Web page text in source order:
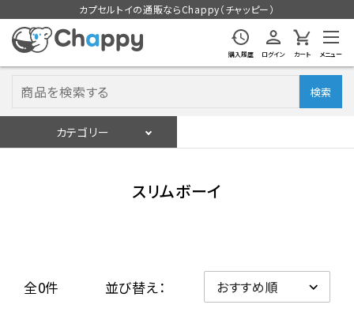
カプセルトイの通販ならChappy（チャッピー）
購入履歴 ログイン カート メニュー
検索
カテゴリー
スリムボーイ
全0件 並び替え：